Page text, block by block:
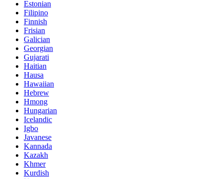
Estonian
Filipino
Finnish
Frisian
Galician
Georgian
Gujarati
Haitian
Hausa
Hawaiian
Hebrew
Hmong
Hungarian
Icelandic
Igbo
Javanese
Kannada
Kazakh
Khmer
Kurdish